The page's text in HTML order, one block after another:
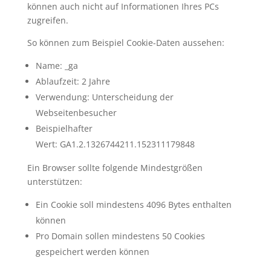
können auch nicht auf Informationen Ihres PCs
zugreifen.
So können zum Beispiel Cookie-Daten aussehen:
Name: _ga
Ablaufzeit: 2 Jahre
Verwendung: Unterscheidung der
Webseitenbesucher
Beispielhafter
Wert: GA1.2.1326744211.152311179848
Ein Browser sollte folgende Mindestgrößen
unterstützen:
Ein Cookie soll mindestens 4096 Bytes enthalten
können
Pro Domain sollen mindestens 50 Cookies
gespeichert werden können